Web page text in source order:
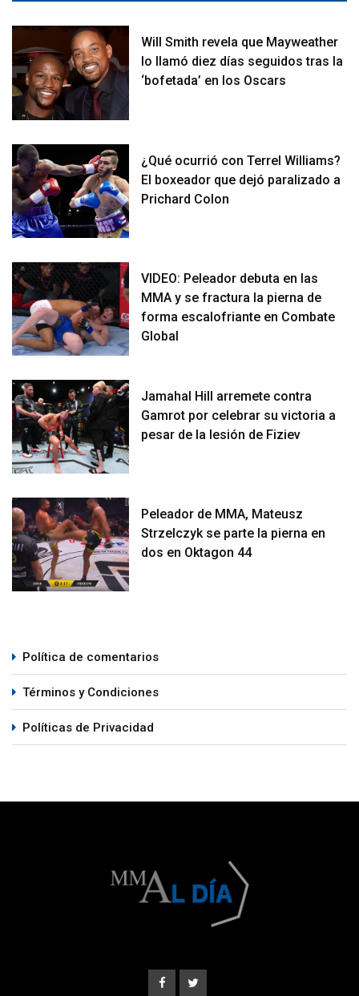
Will Smith revela que Mayweather
lo llamó diez días seguidos tras la
‘bofetada’ en los Oscars
¿Qué ocurrió con Terrel Williams?
El boxeador que dejó paralizado a
Prichard Colon
VIDEO: Peleador debuta en las
MMA y se fractura la pierna de
forma escalofriante en Combate
Global
Jamahal Hill arremete contra
Gamrot por celebrar su victoria a
pesar de la lesión de Fiziev
Peleador de MMA, Mateusz
Strzelczyk se parte la pierna en
dos en Oktagon 44
Política de comentarios
Términos y Condiciones
Políticas de Privacidad